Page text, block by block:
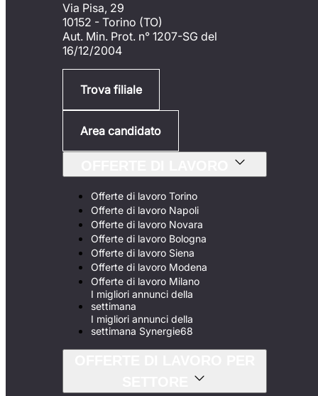
Via Pisa, 29
10152 - Torino (TO)
Aut. Min. Prot. n° 1207-SG del
16/12/2004
Trova filiale
Area candidato
Offerte di lavoro Torino
Offerte di lavoro Napoli
Offerte di lavoro Novara
Offerte di lavoro Bologna
Offerte di lavoro Siena
Offerte di lavoro Modena
Offerte di lavoro Milano
I migliori annunci della
settimana
I migliori annunci della
settimana Synergie68